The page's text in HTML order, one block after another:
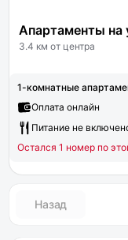
Апартаменты на
3.4 км от центра
1-комнатные
Оплата онлайн
Питание не
Остался 1 номер по
Назад